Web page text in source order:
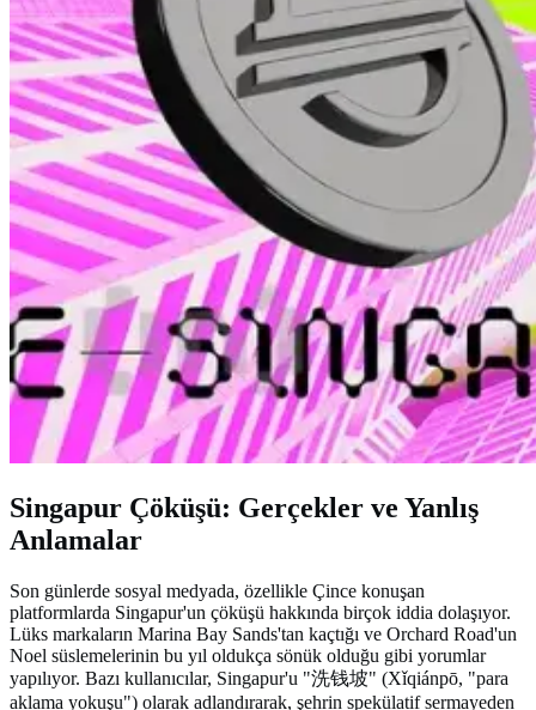
Singapur Çöküşü: Gerçekler ve Yanlış
Anlamalar
Son günlerde sosyal medyada, özellikle Çince konuşan
platformlarda Singapur'un çöküşü hakkında birçok iddia dolaşıyor.
Lüks markaların Marina Bay Sands'tan kaçtığı ve Orchard Road'un
Noel süslemelerinin bu yıl oldukça sönük olduğu gibi yorumlar
yapılıyor. Bazı kullanıcılar, Singapur'u "洗钱坡" (Xǐqiánpō, "para
aklama yokuşu") olarak adlandırarak, şehrin spekülatif sermayeden